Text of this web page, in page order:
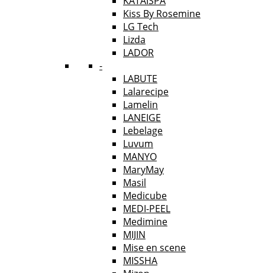
Kiss By Rosemine
LG Tech
Lizda
LADOR
-
LABUTE
Lalarecipe
Lamelin
LANEIGE
Lebelage
Luvum
MANYO
MaryMay
Masil
Medicube
MEDI-PEEL
Medimine
MIJIN
Mise en scene
MISSHA